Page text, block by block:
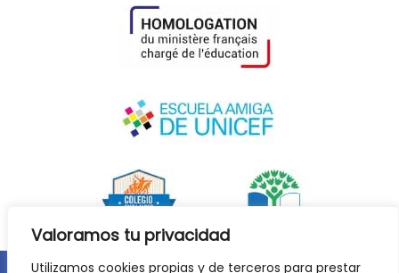
Valoramos tu privacidad
Utilizamos cookies propias y de terceros para prestar